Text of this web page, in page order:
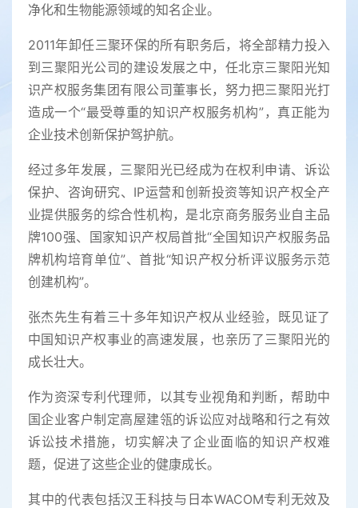
净化和生物能源领域的知名企业。
2011年卸任三聚环保的所有职务后，将全部精力投入
到三聚阳光公司的建设发展之中，任北京三聚阳光知
识产权服务集团有限公司董事长，努力把三聚阳光打
造成一个“最受尊重的知识产权服务机构”，真正能为
企业技术创新保护驾护航。
经过多年发展，三聚阳光已经成为在权利申请、诉讼
保护、咨询研究、IP运营和创新投资等知识产权全产
业提供服务的综合性机构，是北京商务服务业自主品
牌100强、国家知识产权局首批“全国知识产权服务品
牌机构培育单位”、首批“知识产权分析评议服务示范
创建机构”。
张杰先生有着三十多年知识产权从业经验，既见证了
中国知识产权事业的高速发展，也亲历了三聚阳光的
成长壮大。
作为资深专利代理师，以其专业视角和判断，帮助中
国企业客户制定高屋建瓴的诉讼应对战略和行之有效
诉讼技术措施，切实解决了企业面临的知识产权难
题，促进了这些企业的健康成长。
其中的代表包括汉王科技与日本WACOM专利无效及